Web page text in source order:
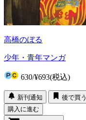
高橋のぼる
少年・青年マンガ
630/¥693(税込)
新刊通知
後で買う
購入に進む